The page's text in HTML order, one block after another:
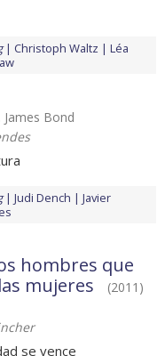
Christoph Waltz
Léa
James Bond
Judi Dench
Javier
hombres que
mujeres
(2011)
se vence